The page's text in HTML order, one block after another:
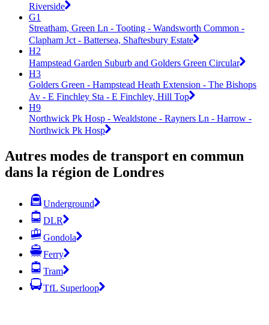
Riverside
G1
Streatham, Green Ln - Tooting - Wandsworth Common -
Clapham Jct - Battersea, Shaftesbury Estate
H2
Hampstead Garden Suburb and Golders Green Circular
H3
Golders Green - Hampstead Heath Extension - The Bishops
Av - E Finchley Sta - E Finchley, Hill Top
H9
Northwick Pk Hosp - Wealdstone - Rayners Ln - Harrow -
Northwick Pk Hosp
Autres modes de transport en commun
dans la région de Londres
Underground
DLR
Gondola
Ferry
Tram
TfL Superloop